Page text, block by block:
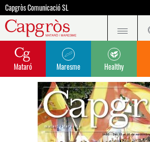
Capgròs Comunicació SL
Mataró Maresme Healthy